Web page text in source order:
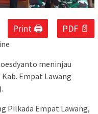
Print 🖨 PDF 📄
meninjau
Empat Lawang
Pilkada Empat Lawang,